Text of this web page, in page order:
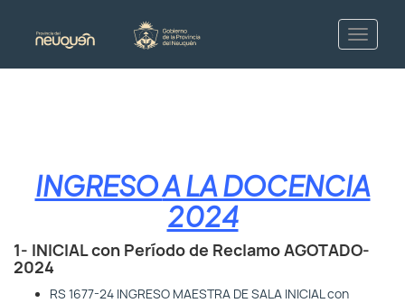
INGRESOA LA DOCENCIA
2024
1- INICIAL con Período de Reclamo AGOTADO-
2024
RS 1677-24 INGRESO MAESTRA DE SALA INICIAL con